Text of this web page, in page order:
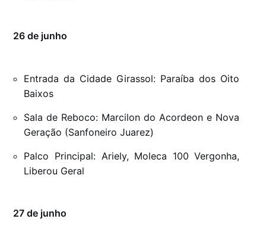
26 de junho
Entrada da Cidade Girassol: Paraíba dos Oito
Baixos
Sala de Reboco: Marcilon do Acordeon e Nova
Geração (Sanfoneiro Juarez)
Palco Principal: Ariely, Moleca 100 Vergonha,
Liberou Geral
27 de junho